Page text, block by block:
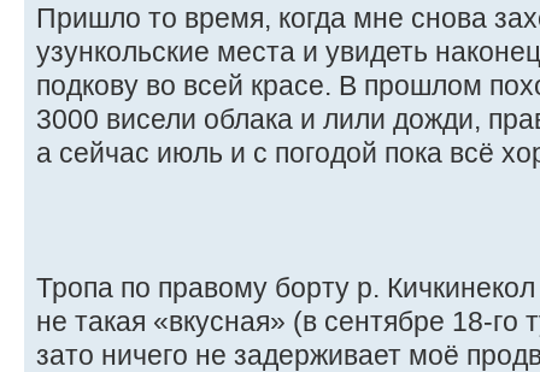
Пришло то время, когда мне снова
узункольские места и увидеть
подкову во всей красе. В прошлом
3000 висели облака и лили дожди,
а сейчас июль и с погодой пока всё
Тропа по правому борту р.
не такая «вкусная» (в сентябре 18-
зато ничего не задерживает моё